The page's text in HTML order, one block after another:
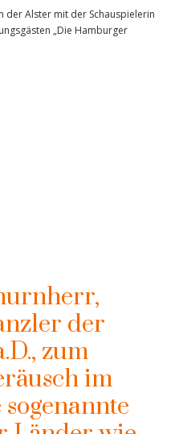
der Alster mit der Schauspielerin
„Die Hamburger
der
zum
im
sogenannte